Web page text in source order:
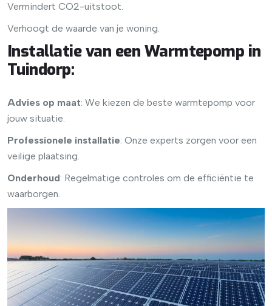
Vermindert CO2-uitstoot.
Verhoogt de waarde van je woning.
Installatie van een Warmtepomp in
Tuindorp:
Advies op maat: We kiezen de beste warmtepomp voor
jouw situatie.
Professionele installatie: Onze experts zorgen voor een
veilige plaatsing.
Onderhoud: Regelmatige controles om de efficiëntie te
waarborgen.